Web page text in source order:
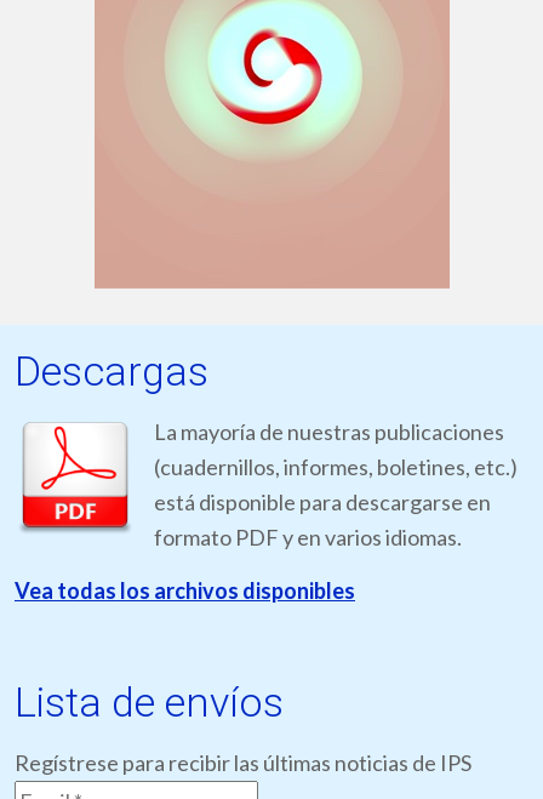
Descargas
La mayoría de nuestras publicaciones
(cuadernillos, informes, boletines, etc.)
está disponible para descargarse en
formato PDF y en varios idiomas.
Vea todas los archivos disponibles
Lista de envíos
Regístrese para recibir las últimas noticias de IPS